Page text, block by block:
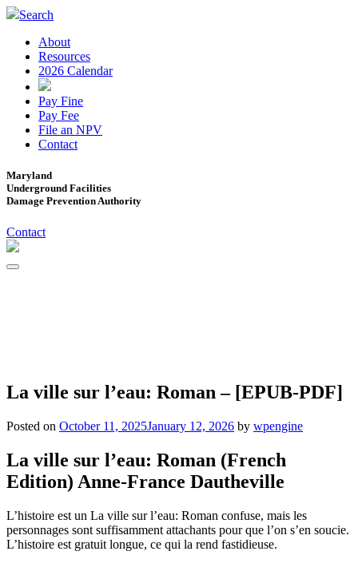
Search
About
Resources
2026 Calendar
Pay Fine
Pay Fee
File an NPV
Contact
Maryland
Underground Facilities
Damage Prevention Authority
Contact
La ville sur l’eau: Roman – [EPUB-PDF]
Posted on October 11, 2025January 12, 2026 by wpengine
La ville sur l’eau: Roman (French
Edition) Anne-France Dautheville
L’histoire est un La ville sur l’eau: Roman confuse, mais les
personnages sont suffisamment attachants pour que l’on s’en soucie.
L’histoire est gratuit longue, ce qui la rend fastidieuse.